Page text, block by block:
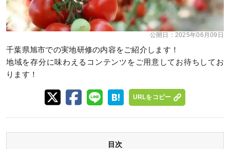
公開日： 2025年06月09日
千葉県旭市での実地研修の内容をご紹介します！
地域を存分に味わえるコンテンツをご用意してお待ちしてお
ります！
URLをコピー
目次